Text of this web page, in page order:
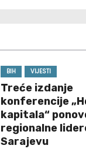
BIH VIJESTI
Treće izdanje
konferencije
kapitala“
regionalne
Sarajevu